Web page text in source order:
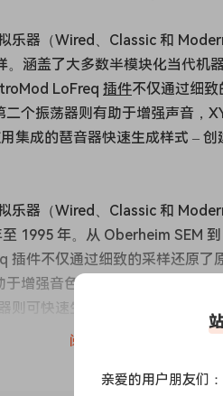
乐器（Wired、Classic 和
。涵盖了大多数半模块化当代
LoFreq 插件不仅通过细
个振荡器则有助于增强声音，
集成的琶音器快速生成样式 –
乐器（Wired、Classic 和
1995 年。从 Oberheim SEM
件不仅通过细致的采样还原了
增强音色，XY Pad 则旨在为
则可快速生成节奏型——脉动的
乐器（Wired、Classic 和
阅读全文
亲爱的用户朋友们：